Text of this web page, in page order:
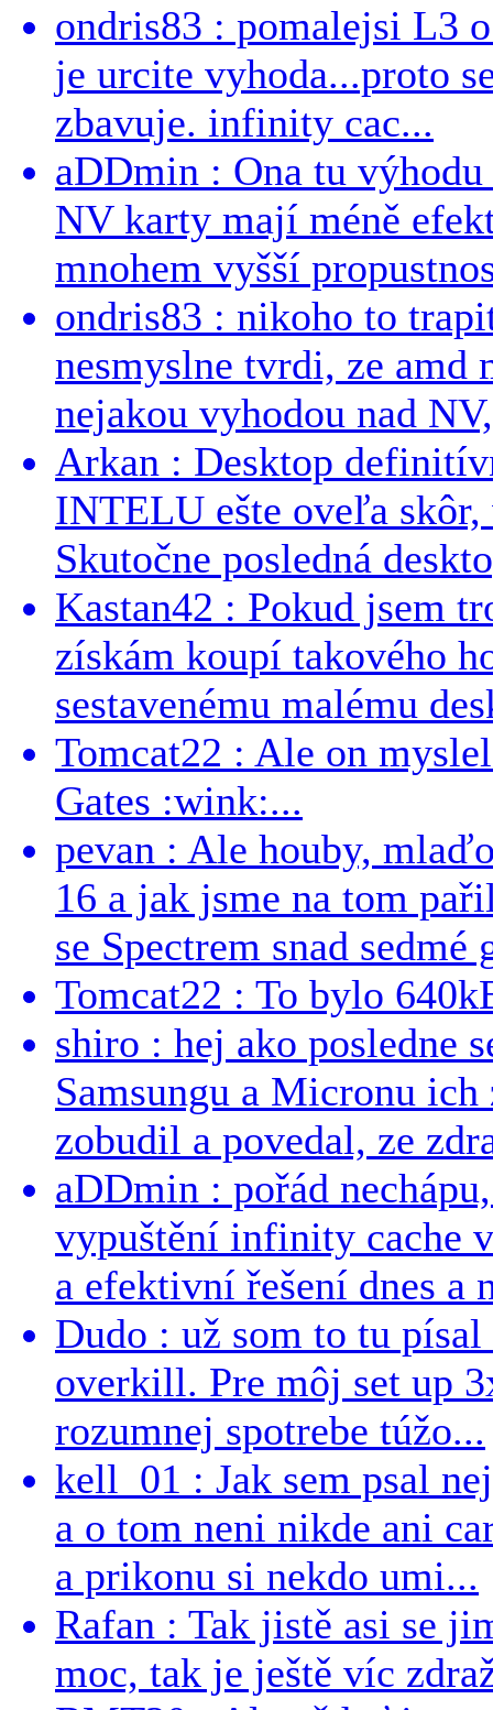
ondris83 : pomalejsi L3
je urcite vyhoda...proto
zbavuje. infinity cac...
aDDmin : Ona tu
NV karty mají méně
mnohem vyšší
ondris83 : nikoho to
nesmyslne tvrdi, ze
nejakou vyhodou nad
Arkan : Desktop
INTELU ešte oveľa
Skutočne posledná
Kastan42 : Pokud jsem
získám koupí takového
sestavenému malému
Tomcat22 : Ale on
Gates :wink:...
pevan : Ale houby,
16 a jak jsme na tom
se Spectrem snad sedmé
Tomcat22 : To bylo
shiro : hej ako posledne
Samsungu a Micronu
zobudil a povedal, ze
aDDmin : pořád
vypuštění infinity cache
a efektivní řešení dnes a
Dudo : už som to tu
overkill. Pre môj set up
rozumnej spotrebe túžo...
kell_01 : Jak sem psal
a o tom neni nikde ani
a prikonu si nekdo umi...
Rafan : Tak jistě asi se
moc, tak je ještě víc